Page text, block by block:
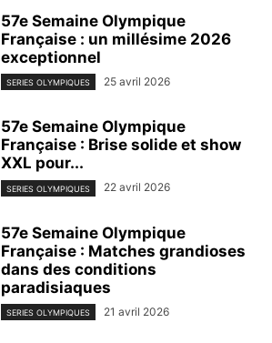
57e Semaine Olympique
Française : un millésime 2026
exceptionnel
SERIES OLYMPIQUES 25 avril 2026
57e Semaine Olympique
Française : Brise solide et show
XXL pour...
SERIES OLYMPIQUES 22 avril 2026
57e Semaine Olympique
Française : Matches grandioses
dans des conditions
paradisiaques
SERIES OLYMPIQUES 21 avril 2026